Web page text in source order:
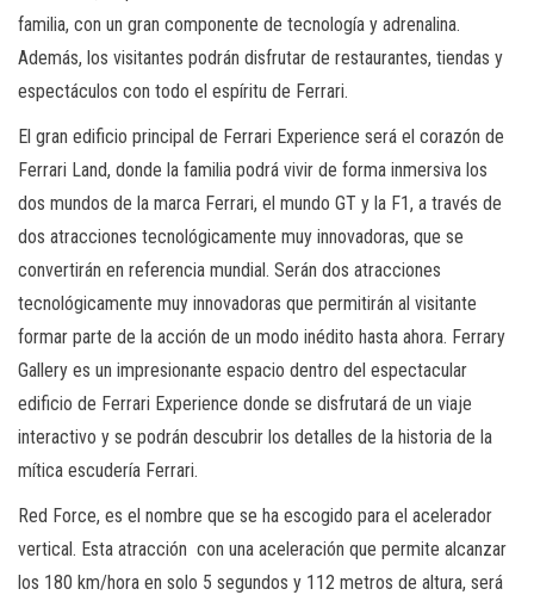
familia, con un gran componente de tecnología y adrenalina.
Además, los visitantes podrán disfrutar de restaurantes, tiendas y
espectáculos con todo el espíritu de Ferrari.
El gran edificio principal de Ferrari Experience será el corazón de
Ferrari Land, donde la familia podrá vivir de forma inmersiva los
dos mundos de la marca Ferrari, el mundo GT y la F1, a través de
dos atracciones tecnológicamente muy innovadoras, que se
convertirán en referencia mundial. Serán dos atracciones
tecnológicamente muy innovadoras que permitirán al visitante
formar parte de la acción de un modo inédito hasta ahora. Ferrary
Gallery es un impresionante espacio dentro del espectacular
edificio de Ferrari Experience donde se disfrutará de un viaje
interactivo y se podrán descubrir los detalles de la historia de la
mítica escudería Ferrari.
Red Force, es el nombre que se ha escogido para el acelerador
vertical. Esta atracción con una aceleración que permite alcanzar
los 180 km/hora en solo 5 segundos y 112 metros de altura, será